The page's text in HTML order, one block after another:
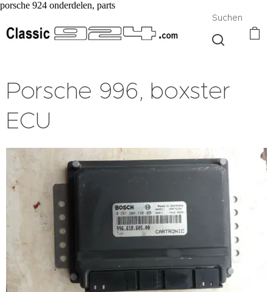
porsche 924 onderdelen, parts
Suchen
Porsche 996, boxster
ECU